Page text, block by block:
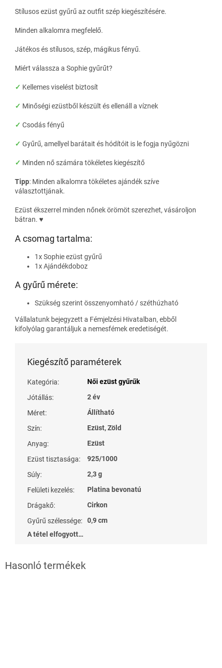
Stílusos ezüst gyűrű az outfit szép kiegészítésére.
Minden alkalomra megfelelő.
Játékos és stílusos, szép, mágikus fényű.
Miért válassza a Sophie gyűrűt?
✓ Kellemes viselést biztosít
✓ Minőségi ezüstből készült és ellenáll a víznek
✓ Csodás fényű
✓ Gyűrű, amellyel barátait és hódítóit is le fogja nyűgözni
✓ Minden nő számára tökéletes kiegészítő
Tipp: Minden alkalomra tökéletes ajándék szíve
választottjának.
Ezüst ékszerrel minden nőnek örömöt szerezhet, vásároljon
bátran. ♥
A csomag tartalma:
1x Sophie ezüst gyűrű
1x Ajándékdoboz
A gyűrű mérete:
Szükség szerint összenyomható / széthúzható
Vállalatunk bejegyzett a Fémjelzési Hivatalban, ebből
kifolyólag garantáljuk a nemesfémek eredetiségét.
Kiegészítő paraméterek
Kategória:
Női ezüst gyűrűk
Jótállás:
2 év
Méret:
Állítható
Szín:
Ezüst, Zöld
Anyag:
Ezüst
Ezüst tisztasága:
925/1000
Súly:
2,3 g
Felületi kezelés:
Platina bevonatú
Drágakő:
Cirkon
Gyűrű szélessége:
0,9 cm
A tétel elfogyott…